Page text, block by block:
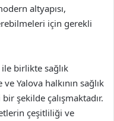
altyapısı,
için gerekli
birlikte sağlık
Yalova halkının sağlık
şekilde çalışmaktadır.
çeşitliliği ve